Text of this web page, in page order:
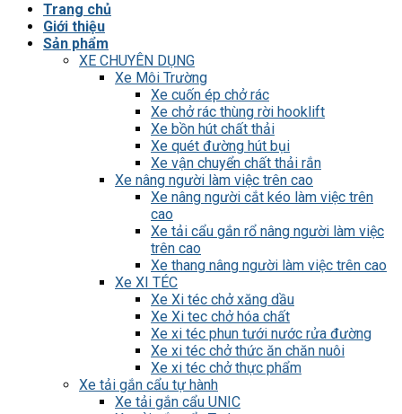
Trang chủ
Giới thiệu
Sản phẩm
XE CHUYÊN DỤNG
Xe Môi Trường
Xe cuốn ép chở rác
Xe chở rác thùng rời hooklift
Xe bồn hút chất thải
Xe quét đường hút bụi
Xe vận chuyển chất thải rắn
Xe nâng người làm việc trên cao
Xe nâng người cắt kéo làm việc trên
cao
Xe tải cẩu gắn rổ nâng người làm việc
trên cao
Xe thang nâng người làm việc trên cao
Xe XI TÉC
Xe Xi téc chở xăng dầu
Xe Xi tec chở hóa chất
Xe xi téc phun tưới nước rửa đường
Xe xi téc chở thức ăn chăn nuôi
Xe xi téc chở thực phẩm
Xe tải gắn cẩu tự hành
Xe tải gắn cẩu UNIC